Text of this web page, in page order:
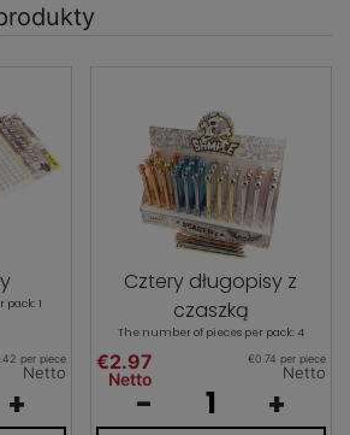
1
per piece
Netto
+
Cztery długopisy z
czaszką
The number of pieces per pack: 4
€2.97
Netto
€0.74 per piece
Netto
- +